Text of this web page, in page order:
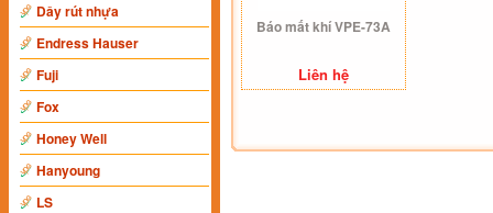
Dây rút nhựa
Endress Hauser
Fuji
Fox
Honey Well
Hanyoung
LS
Báo mất khí VPE-73A
Liên hệ